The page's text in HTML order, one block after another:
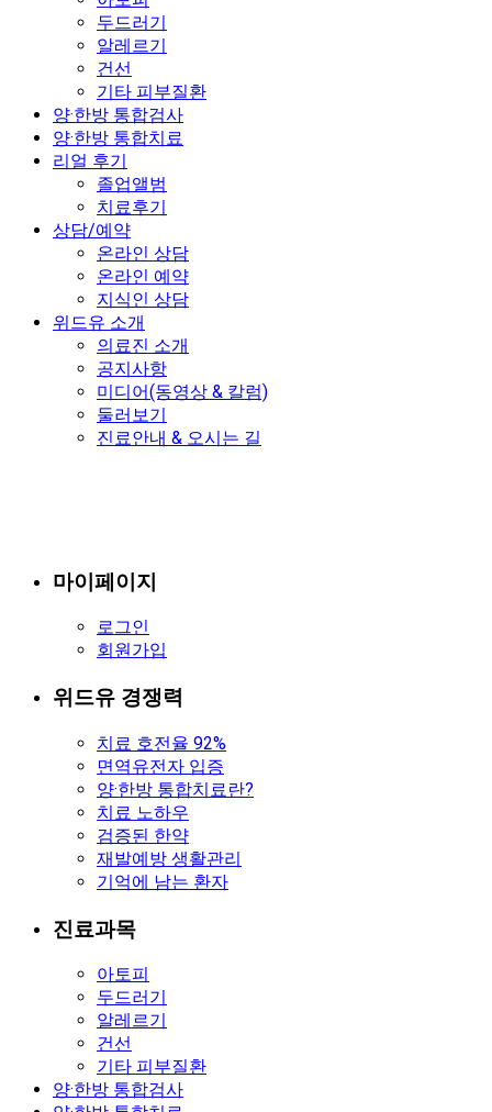
두드러기
알레르기
건선
기타 피부질환
양·한방 통합검사
양·한방 통합치료
리얼 후기
졸업앨범
치료후기
상담/예약
온라인 상담
온라인 예약
지식인 상담
위드유 소개
의료진 소개
공지사항
미디어(동영상 & 칼럼)
둘러보기
진료안내 & 오시는 길
마이페이지
로그인
회원가입
위드유 경쟁력
치료 호전율 92%
면역유전자 입증
양·한방 통합치료란?
치료 노하우
검증된 한약
재발예방 생활관리
기억에 남는 환자
진료과목
아토피
두드러기
알레르기
건선
기타 피부질환
양·한방 통합검사